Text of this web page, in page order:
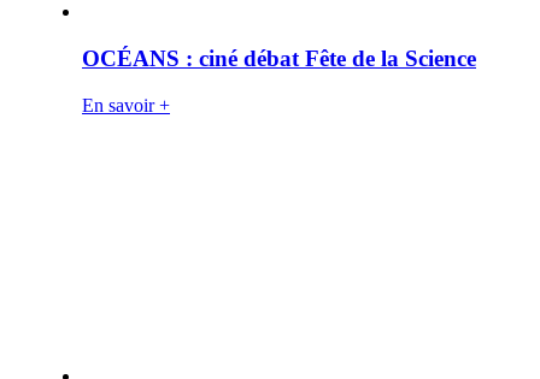
OCÉANS : ciné débat Fête de la Science
En savoir +